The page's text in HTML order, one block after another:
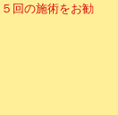
回の施術をお勧